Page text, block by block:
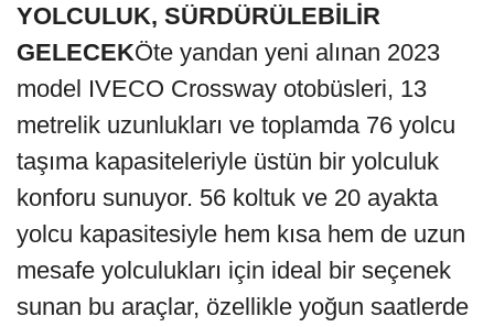
YOLCULUK, SÜRDÜRÜLEBİLİR
GELECEKÖte yandan yeni alınan 2023
model IVECO Crossway otobüsleri, 13
metrelik uzunlukları ve toplamda 76 yolcu
taşıma kapasiteleriyle üstün bir yolculuk
konforu sunuyor. 56 koltuk ve 20 ayakta
yolcu kapasitesiyle hem kısa hem de uzun
mesafe yolculukları için ideal bir seçenek
sunan bu araçlar, özellikle yoğun saatlerde